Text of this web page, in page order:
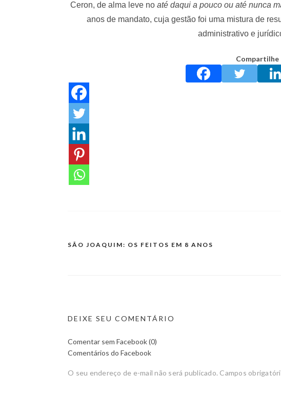
Ceron, de alma leve no até daqui a pouco ou até nunca
anos de mandato, cuja gestão foi uma mistura de
administrativo e
Compartilhe
Navegação
SÃO JOAQUIM: OS FEITOS EM 8 ANOS
DEIXE SEU COMENTÁRIO
Comentar sem Facebook (0)
Comentários do Facebook
O seu endereço de e-mail não será publicado. Campos